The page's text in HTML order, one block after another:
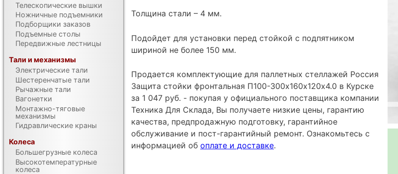
Толщина стали – 4 мм.
Подойдет для установки перед стойкой с подпятником
шириной не более 150 мм.
Продается комплектующие для паллетных стеллажей Россия
Защита стойки фронтальная П100-300х160х120х4.0 в Курске
за 1 047 руб. - покупая у официального поставщика компании
Техника Для Склада, Вы получаете низкие цены, гарантию
качества, предпродажную подготовку, гарантийное
обслуживание и пост-гарантийный ремонт. Ознакомьтесь с
информацией об оплате и доставке.
Телескопические вышки
Ножничные подъемники
Подборщики заказов
Подъемные столы
Передвижные лестницы
Тали и механизмы
Электрические тали
Шестеренчатые тали
Рычажные тали
Вагонетки
Монтажно-тяговые
механизмы
Гидравлические краны
Колеса
Большегрузные колеса
Высокотемпературные
колеса